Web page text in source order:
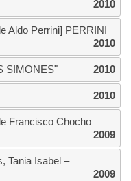
2010
Aldo Perrini] PERRINI
2010
SIMONES" 2010
2010
Francisco Chocho
2009
Tania Isabel –
2009